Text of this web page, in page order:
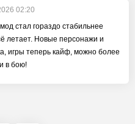
02:20
стал гораздо стабильнее
летает. Новые персонажи и
игры теперь кайф, можно более
в бою!